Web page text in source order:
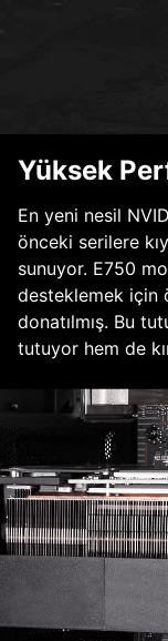
Yüksek
En yeni nesil
önceki serilere
sunuyor. E750
desteklemek için
donatılmış. Bu
tutuyor hem de